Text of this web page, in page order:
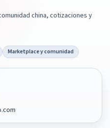
china, cotizaciones y
Marketplace y comunidad